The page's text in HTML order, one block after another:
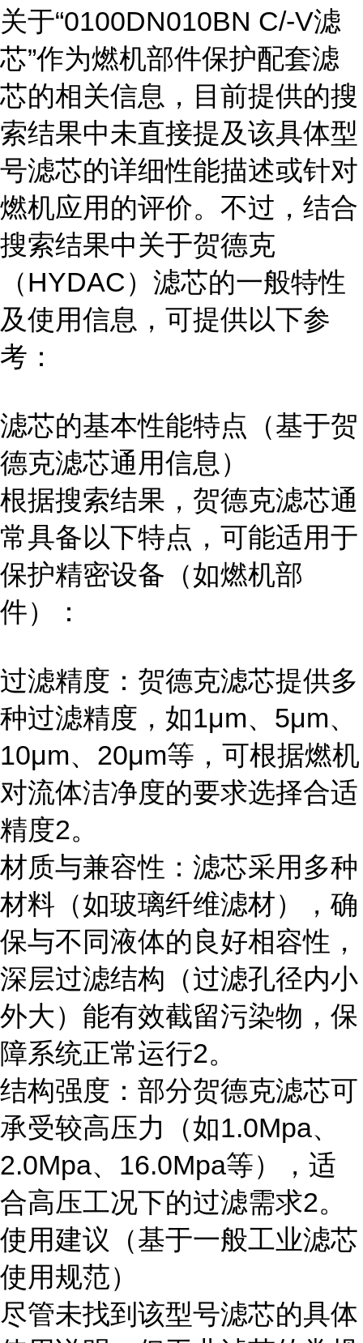
关于“0100DN010BN C/-V滤
芯”作为燃机部件保护配套滤
芯的相关信息，目前提供的搜
索结果中未直接提及该具体型
号滤芯的详细性能描述或针对
燃机应用的评价。不过，结合
搜索结果中关于贺德克
（HYDAC）滤芯的一般特性
及使用信息，可提供以下参
考：
滤芯的基本性能特点（基于贺
德克滤芯通用信息）
根据搜索结果，贺德克滤芯通
常具备以下特点，可能适用于
保护精密设备（如燃机部
件）：
过滤精度：贺德克滤芯提供多
种过滤精度，如1μm、5μm、
10μm、20μm等，可根据燃机
对流体洁净度的要求选择合适
精度2。
材质与兼容性：滤芯采用多种
材料（如玻璃纤维滤材），确
保与不同液体的良好相容性，
深层过滤结构（过滤孔径内小
外大）能有效截留污染物，保
障系统正常运行2。
结构强度：部分贺德克滤芯可
承受较高压力（如1.0Mpa、
2.0Mpa、16.0Mpa等），适
合高压工况下的过滤需求2。
使用建议（基于一般工业滤芯
使用规范）
尽管未找到该型号滤芯的具体